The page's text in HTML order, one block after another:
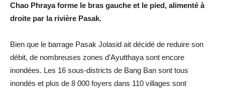
Chao Phraya forme le bras gauche et le pied, alimenté à
droite par la rivière Pasak.
Bien que le barrage Pasak Jolasid ait décidé de reduire son
débit, de nombreuses zones d’Ayutthaya sont encore
inondées. Les 16 sous-districts de Bang Ban sont tous
inondés et plus de 8 000 foyers dans 110 villages sont